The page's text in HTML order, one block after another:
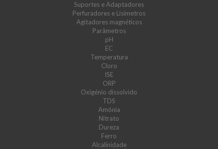
Suportes e Adaptadores
Perfuradores e Lisímetros
Agitadores magnéticos
Parâmetros
pH
EC
Temperatura
Cloro
ISE
ORP
Oxigénio dissolvido
TDS
Amónia
Nitrato
Dureza
Ferro
Alcalinidade